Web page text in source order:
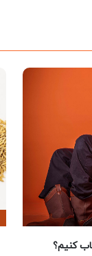
کنیم؟